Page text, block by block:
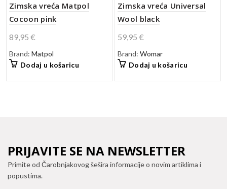
Zimska vreća Matpol
Cocoon pink
89,95€
Brand:Matpol
Dodaj u košaricu
Zimska vreća Universal
Wool black
59,95€
Brand:Womar
Dodaj u košaricu
PRIJAVITE SE NA NEWSLETTER
Primite od Čarobnjakovog šešira informacije o novim artiklima i
popustima.